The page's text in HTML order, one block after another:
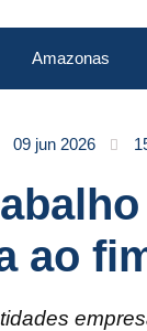
Amazonas
09 jun 2026
ao